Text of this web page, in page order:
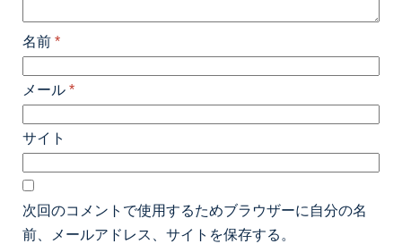
名前 *
メール *
サイト
次回のコメントで使用するためブラウザーに自分の名
前、メールアドレス、サイトを保存する。